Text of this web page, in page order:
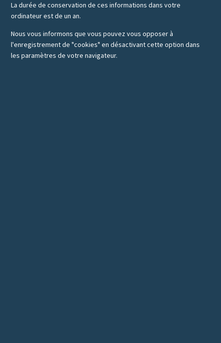
La durée de conservation de ces informations dans votre
ordinateur est de un an.
Nous vous informons que vous pouvez vous opposer à
l'enregistrement de "cookies" en désactivant cette option dans
les paramètres de votre navigateur.